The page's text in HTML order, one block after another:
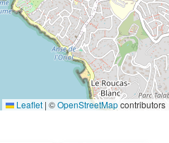
Leaflet | ©OpenStreetMapcontributors